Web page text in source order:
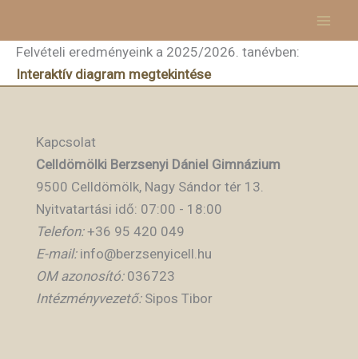
content
Felvételi eredményeink a 2025/2026. tanévben:
Interaktív diagram megtekintése
Kapcsolat
Celldömölki Berzsenyi Dániel Gimnázium
9500 Celldömölk, Nagy Sándor tér 13.
Nyitvatartási idő: 07:00 - 18:00
Telefon:+36 95 420 049
E-mail:info@berzsenyicell.hu
OM azonosító:036723
Intézményvezető:Sipos Tibor